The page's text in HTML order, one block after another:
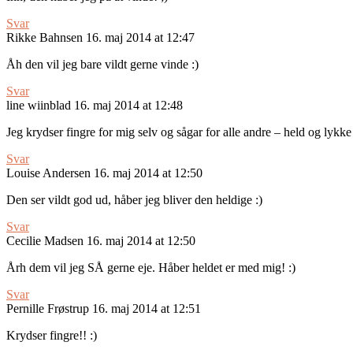
Svar
Rikke Bahnsen 16. maj 2014 at 12:47
Åh den vil jeg bare vildt gerne vinde :)
Svar
line wiinblad 16. maj 2014 at 12:48
Jeg krydser fingre for mig selv og sågar for alle andre – held og
Svar
Louise Andersen 16. maj 2014 at 12:50
Den ser vildt god ud, håber jeg bliver den heldige :)
Svar
Cecilie Madsen 16. maj 2014 at 12:50
Årh dem vil jeg SÅ gerne eje. Håber heldet er med mig! :)
Svar
Pernille Frøstrup 16. maj 2014 at 12:51
Krydser fingre!! :)